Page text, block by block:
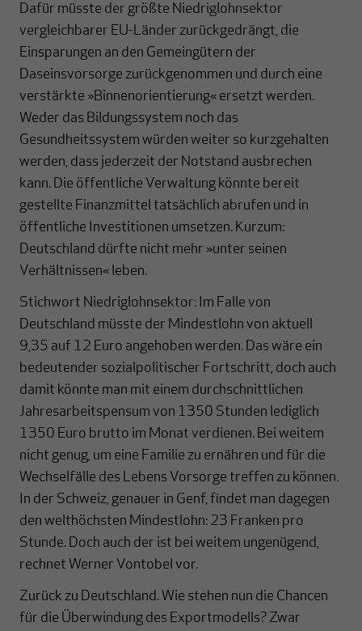
Dafür müsste der größte Niedriglohnsektor
vergleichbarer EU-Länder zurückgedrängt, die
Einsparungen an den Gemeingütern der
Daseinsvorsorge zurückgenommen und durch eine
verstärkte »Binnenorientierung« ersetzt werden.
Weder das Bildungssystem noch das
Gesundheitssystem würden weiter so kurzgehalten
werden, dass jederzeit der Notstand ausbrechen
kann. Die öffentliche Verwaltung könnte bereit
gestellte Finanzmittel tatsächlich abrufen und in
öffentliche Investitionen umsetzen. Kurzum:
Deutschland dürfte nicht mehr »unter seinen
Verhältnissen« leben.
Stichwort Niedriglohnsektor: Im Falle von
Deutschland müsste der Mindestlohn von aktuell
9,35 auf 12 Euro angehoben werden. Das wäre ein
bedeutender sozialpolitischer Fortschritt, doch auch
damit könnte man mit einem durchschnittlichen
Jahresarbeitspensum von 1350 Stunden lediglich
1350 Euro brutto im Monat verdienen. Bei weitem
nicht genug, um eine Familie zu ernähren und für die
Wechselfälle des Lebens Vorsorge treffen zu können.
In der Schweiz, genauer in Genf, findet man dagegen
den welthöchsten Mindestlohn: 23 Franken pro
Stunde. Doch auch der ist bei weitem ungenügend,
rechnet Werner Vontobel vor.
Zurück zu Deutschland. Wie stehen nun die Chancen
für die Überwindung des Exportmodells? Zwar